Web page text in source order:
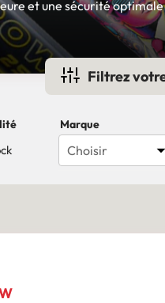
et une sécurité
Filtrez
Marque
Choisir 